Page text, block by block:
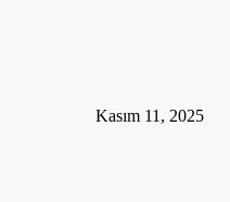
Kasım 11, 2025